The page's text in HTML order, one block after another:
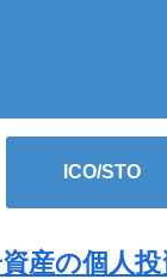
ICO/STO
産の個人